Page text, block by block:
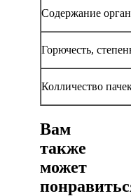
Содержание
Горючесть,
Колличество
Вам
также
может